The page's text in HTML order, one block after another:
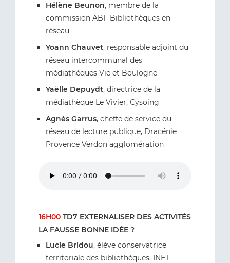
Hélène Beunon, membre de la
commission ABF Bibliothèques en
réseau
Yoann Chauvet, responsable adjoint du
réseau intercommunal des
médiathèques Vie et Boulogne
Yaëlle Depuydt, directrice de la
médiathèque Le Vivier, Cysoing
Agnès Garrus, cheffe de service du
réseau de lecture publique, Dracénie
Provence Verdon agglomération
16H00 TD7 EXTERNALISER DES ACTIVITÉS
LA FAUSSE BONNE IDÉE ?
Lucie Bridou, élève conservatrice
territoriale des bibliothèques, INET